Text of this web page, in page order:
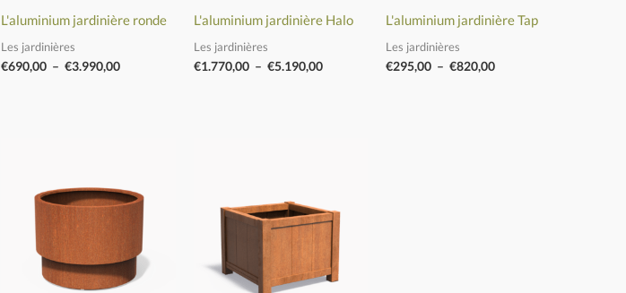
L'aluminium jardinière ronde
Les jardinières
€690,00 – €3.990,00
L'aluminium jardinière Halo
Les jardinières
€1.770,00 – €5.190,00
L'aluminium jardinière Tap
Les jardinières
€295,00 – €820,00
€825,00
à
€1.190,00
à
€890,00